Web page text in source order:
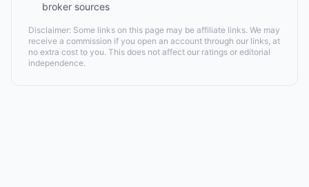
broker sources
Disclaimer: Some links on this page may be affiliate links. We may
receive a commission if you open an account through our links, at
no extra cost to you. This does not affect our ratings or editorial
independence.